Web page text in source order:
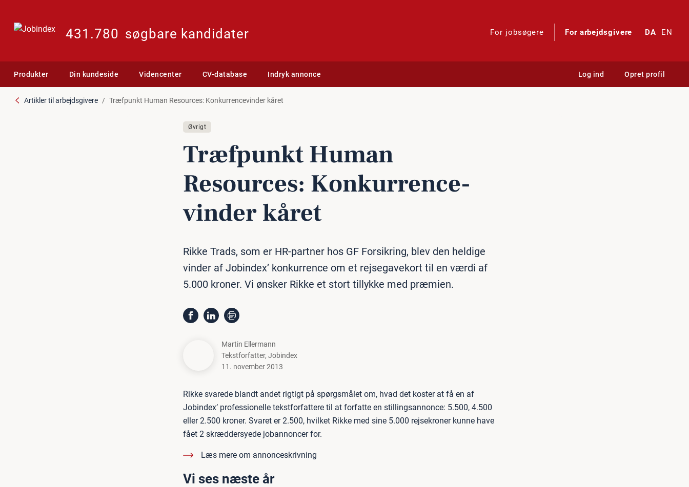
431.780 søgbare kandidater For jobsøgere For arbejdsgivere DA EN
Produkter Din kundeside Videncenter CV-database Indryk annonce Log ind Opret profil
Artikler til arbejdsgivere Træfpunkt Human Resources: Konkurrencevinder kåret
Øvrigt
Træfpunkt Human
Resources: Kon­kur­ren­ce­
vin­der kåret
Rikke Trads, som er HR-partner hos GF Forsikring, blev den heldige
vinder af Jobindex’ konkurrence om et rejsegavekort til en værdi af
5.000 kroner. Vi ønsker Rikke et stort tillykke med præmien.
Martin Ellermann
Tekstforfatter, Jobindex
11. november 2013
Rikke svarede blandt andet rigtigt på spørgsmålet om, hvad det koster at få en af
Jobindex’ professionelle tekstforfattere til at forfatte en stillingsannonce: 5.500, 4.500
eller 2.500 kroner. Svaret er 2.500, hvilket Rikke med sine 5.000 rejsekroner kunne have
fået 2 skræddersyede jobannoncer for.
Læs mere om annonceskrivning
Vi ses næste år